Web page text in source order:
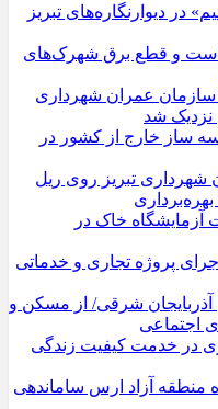
در دیوارنگاره‌های تبریز
است و قطع برق شهرک‌های
سازمان عمران شهرداری
‌ساز خارج از کشور در
شهرداری تبریز روی ریل
آزمایشگاه خاک در
پروژه تجاری و خدماتی
آذربایجان شرقی/ از مسکن و
اجتماعی
در خدمت کیفیت زندگی
منطقه آزاد ارس ساماندهی